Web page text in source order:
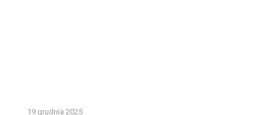
19 grudnia 2025